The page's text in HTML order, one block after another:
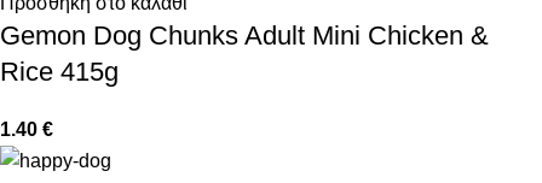
Gemon Dog Chunks Adult Mini Chicken &
Rice 415g
1.40 €